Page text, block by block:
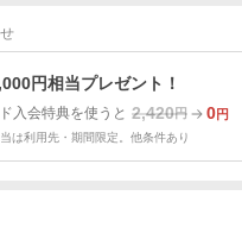
円相当プレゼント！
入会特典を使うと 2,420円 0円
は利用先・期間限定。他条件あり